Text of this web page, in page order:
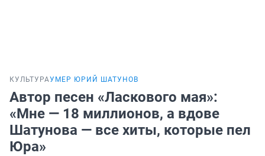
КУЛЬТУРАУМЕР ЮРИЙ ШАТУНОВ
Автор песен «Ласкового мая»:
«Мне — 18 миллионов, а вдове
Шатунова — все хиты, которые пел
Юра»